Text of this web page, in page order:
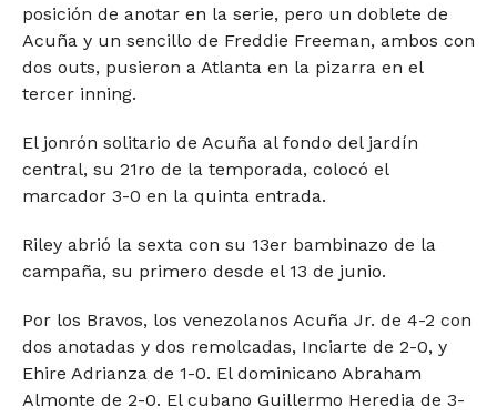
posición de anotar en la serie, pero un doblete de
Acuña y un sencillo de Freddie Freeman, ambos con
dos outs, pusieron a Atlanta en la pizarra en el
tercer inning.
El jonrón solitario de Acuña al fondo del jardín
central, su 21ro de la temporada, colocó el
marcador 3-0 en la quinta entrada.
Riley abrió la sexta con su 13er bambinazo de la
campaña, su primero desde el 13 de junio.
Por los Bravos, los venezolanos Acuña Jr. de 4-2 con
dos anotadas y dos remolcadas, Inciarte de 2-0, y
Ehire Adrianza de 1-0. El dominicano Abraham
Almonte de 2-0. El cubano Guillermo Heredia de 3-